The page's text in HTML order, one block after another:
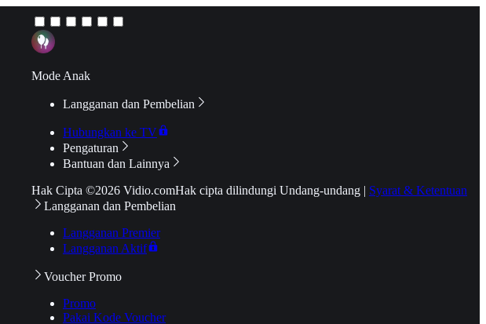
Mode Anak
Langganan dan Pembelian
Hubungkan ke TV
Pengaturan
Bantuan dan Lainnya
Hak Cipta ©2026 Vidio.comHak cipta dilindungi Undang-undang | Syarat & Ketentuan
Langganan dan Pembelian
Langganan Premier
Langganan Aktif
Voucher Promo
Promo
Pakai Kode Voucher